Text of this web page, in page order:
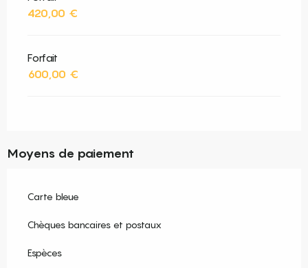
420,00 €
Forfait
600,00 €
Moyens de paiement
Carte bleue
Chèques bancaires et postaux
Espèces